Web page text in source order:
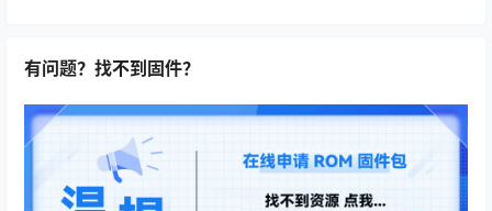
有问题？找不到固件？